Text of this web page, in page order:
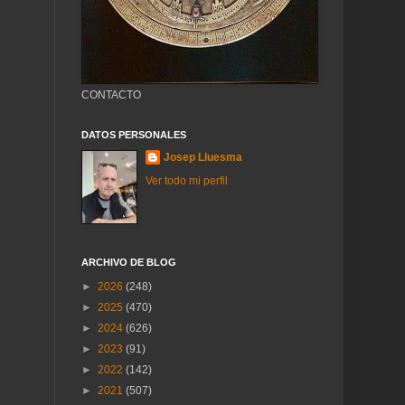
CONTACTO
DATOS PERSONALES
Josep Lluesma
Ver todo mi perfil
ARCHIVO DE BLOG
► 2026 (248)
► 2025 (470)
► 2024 (626)
► 2023 (91)
► 2022 (142)
► 2021 (507)